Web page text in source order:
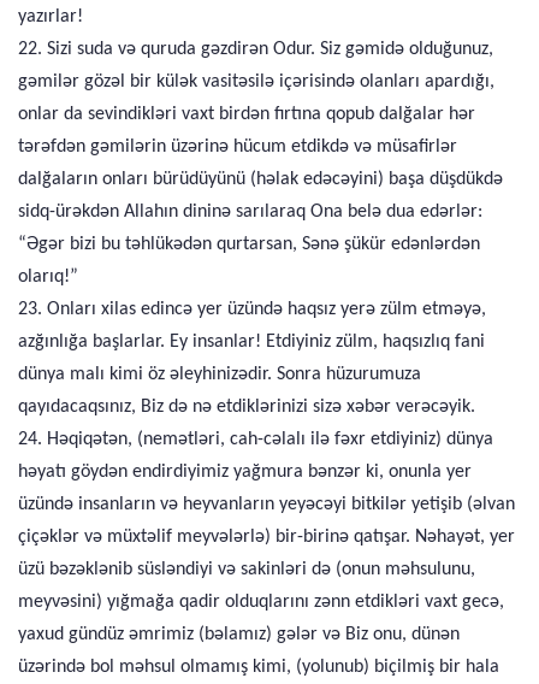
yazırlar!
22. Sizi suda və quruda gəzdirən Odur. Siz gəmidə olduğunuz,
gəmilər gözəl bir külək vasitəsilə içərisində olanları apardığı,
onlar da sevindikləri vaxt birdən fırtına qopub dalğalar hər
tərəfdən gəmilərin üzərinə hücum etdikdə və müsafirlər
dalğaların onları bürüdüyünü (həlak edəcəyini) başa düşdükdə
sidq-ürəkdən Allahın dininə sarılaraq Ona belə dua edərlər:
“Əgər bizi bu təhlükədən qurtarsan, Sənə şükür edənlərdən
olarıq!”
23. Onları xilas edincə yer üzündə haqsız yerə zülm etməyə,
azğınlığa başlarlar. Ey insanlar! Etdiyiniz zülm, haqsızlıq fani
dünya malı kimi öz əleyhinizədir. Sonra hüzurumuza
qayıdacaqsınız, Biz də nə etdiklərinizi sizə xəbər verəcəyik.
24. Həqiqətən, (nemətləri, cah-cəlalı ilə fəxr etdiyiniz) dünya
həyatı göydən endirdiyimiz yağmura bənzər ki, onunla yer
üzündə insanların və heyvanların yeyəcəyi bitkilər yetişib (əlvan
çiçəklər və müxtəlif meyvələrlə) bir-birinə qatışar. Nəhayət, yer
üzü bəzəklənib süsləndiyi və sakinləri də (onun məhsulunu,
meyvəsini) yığmağa qadir olduqlarını zənn etdikləri vaxt gecə,
yaxud gündüz əmrimiz (bəlamız) gələr və Biz onu, dünən
üzərində bol məhsul olmamış kimi, (yolunub) biçilmiş bir hala